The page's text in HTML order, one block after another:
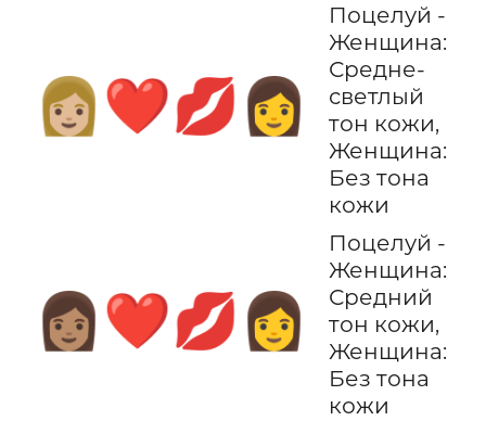
👩🏼‍❤️‍💋‍👩
Поцелуй -
Женщина:
Средне-
светлый
тон кожи,
Женщина:
Без тона
кожи
👩🏽‍❤️‍💋‍👩
Поцелуй -
Женщина:
Средний
тон кожи,
Женщина:
Без тона
кожи